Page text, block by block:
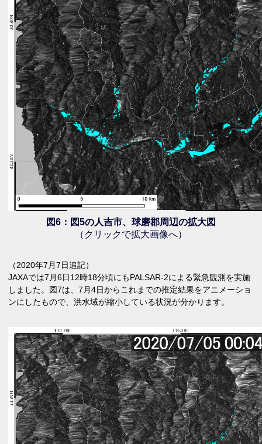
図6：図5の人吉市、球磨郡周辺の拡大図
（クリックで拡大画像へ）
（2020年7月7日追記）
JAXAでは7月6日12時18分頃にもPALSAR-2による緊急観測を実施
しました。図7は、7月4日からこれまでの推定結果をアニメーショ
ンにしたもので、洪水域が縮小している状況が分かります。